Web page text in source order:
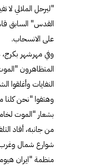
"ليرحل الملالي لا
القدس" السابق
على الانسحاب.
وفي مهرشهر
المتظاهرون
النفايات
وهتفوا "نحن كلنا
بشعار "الموت
شوارع شمال
منظمة "ايران